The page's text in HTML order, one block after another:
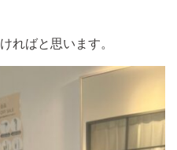
ればと思います。